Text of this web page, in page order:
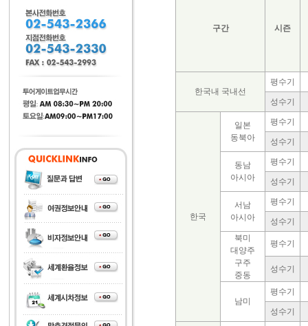
구간 시즌
한국내 국내선
평수기
성수기
한국
일본
동북아
평수기
성수기
동남
아시아
평수기
성수기
서남
아시아
평수기
성수기
북미
대양주
구주
중동
평수기
성수기
남미
평수기
성수기